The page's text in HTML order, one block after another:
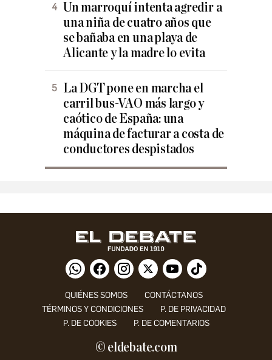
Un marroquí intenta agredir a
una niña de cuatro años que
se bañaba en una playa de
Alicante y la madre lo evita
La DGT pone en marcha el
carril bus-VAO más largo y
caótico de España: una
máquina de facturar a costa de
conductores despistados
QUIÉNES SOMOS
CONTÁCTANOS
TÉRMINOS Y CONDICIONES
P. DE PRIVACIDAD
P. DE COOKIES
P. DE COMENTARIOS
© eldebate.com